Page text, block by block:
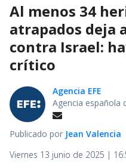
Al menos 34
atrapados deja
contra Israel:
crítico
Agencia EFE
Agencia española
Publicado por Jean Valencia
Viernes 13 junio de 2025 |